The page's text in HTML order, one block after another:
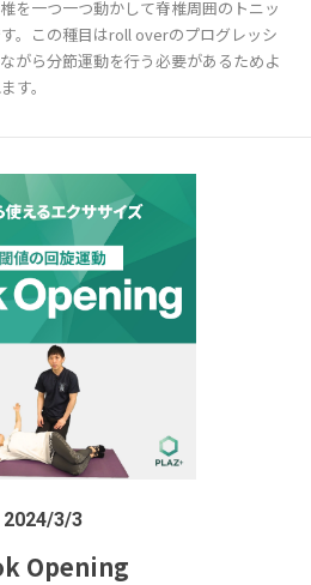
を一つ一つ動かして脊椎周囲のトニッ
。この種目はroll overのプログレッシ
がら分節運動を行う必要があるためよ
す。
2024/3/3
Opening